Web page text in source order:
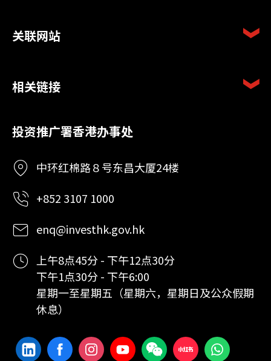
关联网站
相关链接
投资推广署香港办事处
中环红棉路８号东昌大厦24楼
+852 3107 1000
enq@investhk.gov.hk
上午8点45分 - 下午12点30分
下午1点30分 - 下午6:00
星期一至星期五（星期六，星期日及公众假期
休息）